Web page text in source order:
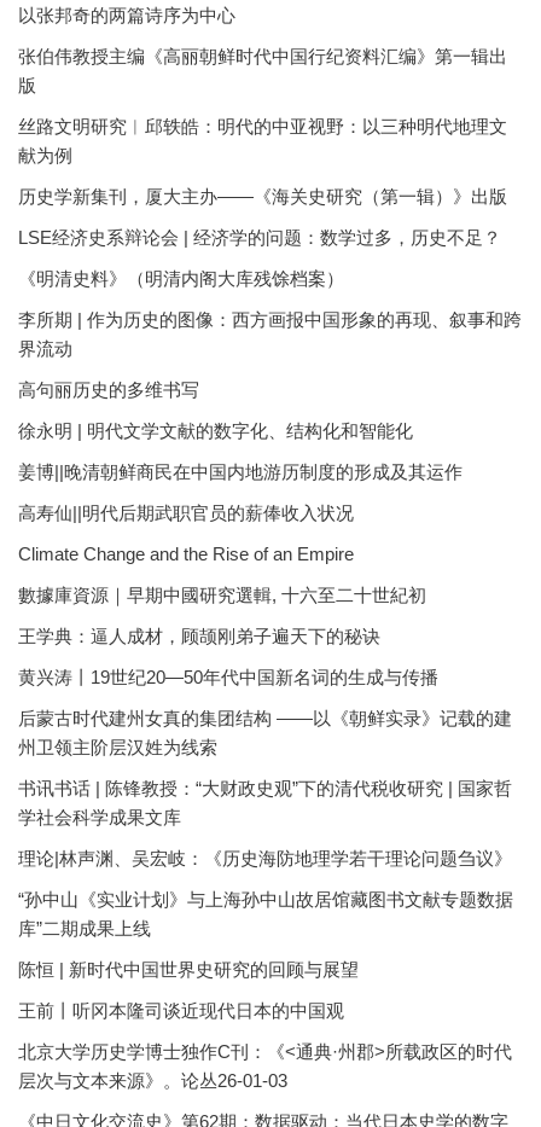
以张邦奇的两篇诗序为中心
张伯伟教授主编《高丽朝鲜时代中国行纪资料汇编》第一辑出
版
丝路文明研究︱邱轶皓：明代的中亚视野：以三种明代地理文
献为例
历史学新集刊，厦大主办——《海关史研究（第一辑）》出版
LSE经济史系辩论会 | 经济学的问题：数学过多，历史不足？
《明清史料》（明清内阁大库残馀档案）
李所期 | 作为历史的图像：西方画报中国形象的再现、叙事和跨
界流动
高句丽历史的多维书写
徐永明 | 明代文学文献的数字化、结构化和智能化
姜博||晚清朝鲜商民在中国内地游历制度的形成及其运作
高寿仙||明代后期武职官员的薪俸收入状况
Climate Change and the Rise of an Empire
數據庫資源｜早期中國研究選輯, 十六至二十世紀初
王学典：逼人成材，顾颉刚弟子遍天下的秘诀
黄兴涛丨19世纪20—50年代中国新名词的生成与传播
后蒙古时代建州女真的集团结构 ——以《朝鲜实录》记载的建
州卫领主阶层汉姓为线索
书讯书话 | 陈锋教授：“大财政史观”下的清代税收研究 | 国家哲
学社会科学成果文库
理论|林声渊、吴宏岐：《历史海防地理学若干理论问题刍议》
“孙中山《实业计划》与上海孙中山故居馆藏图书文献专题数据
库”二期成果上线
陈恒 | 新时代中国世界史研究的回顾与展望
王前丨听冈本隆司谈近现代日本的中国观
北京大学历史学博士独作C刊：《<通典·州郡>所载政区的时代
层次与文本来源》。论丛26-01-03
《中日文化交流史》第62期：数据驱动：当代日本史学的数字